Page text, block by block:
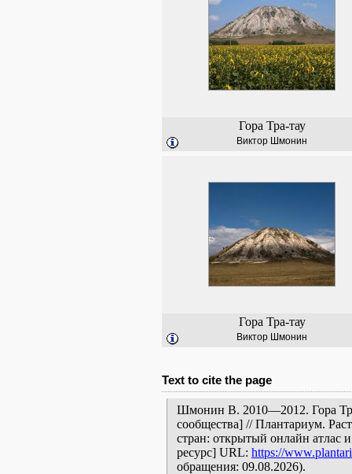
Гора Тра-тау
Виктор Шмонин
Гора Тра-тау
Виктор Шмонин
Text to cite the page
Шмонин В. 2010—2012. Гора
сообщества] // Плантариум.
стран: открытый онлайн атлас
ресурс] URL: https://
обращения: 09.08.2026).